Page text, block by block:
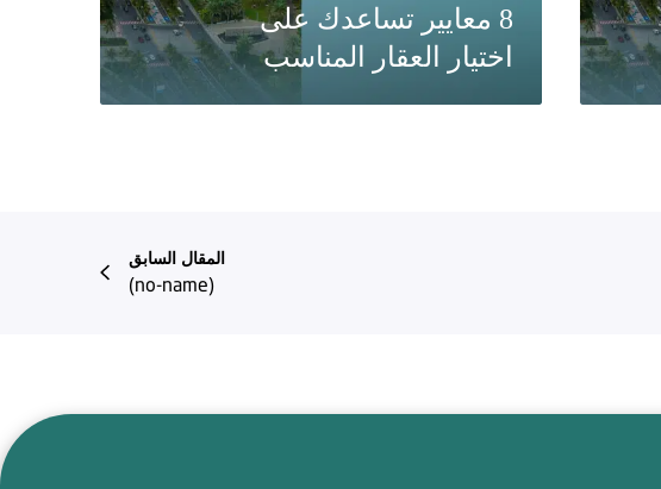
8 معايير تساعدك على
اختيار العقار المناسب
المقال السابق
(no-name)